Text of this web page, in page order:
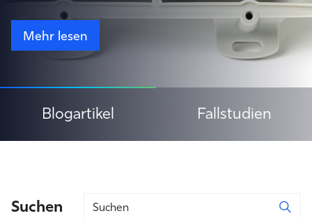
Mehr lesen
Blogartikel Fallstudien
Suchen